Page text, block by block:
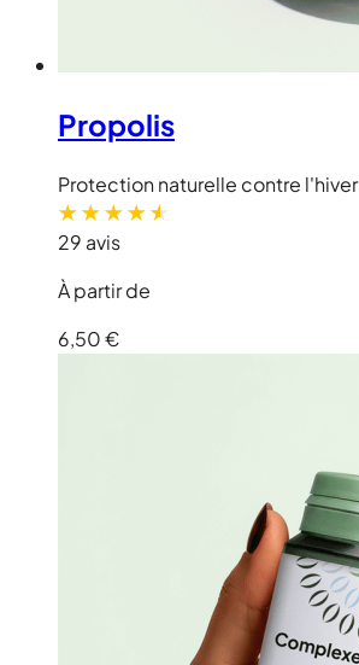
Propolis
Protection naturelle contre l'hiver
29 avis
À partir de
6,50 €